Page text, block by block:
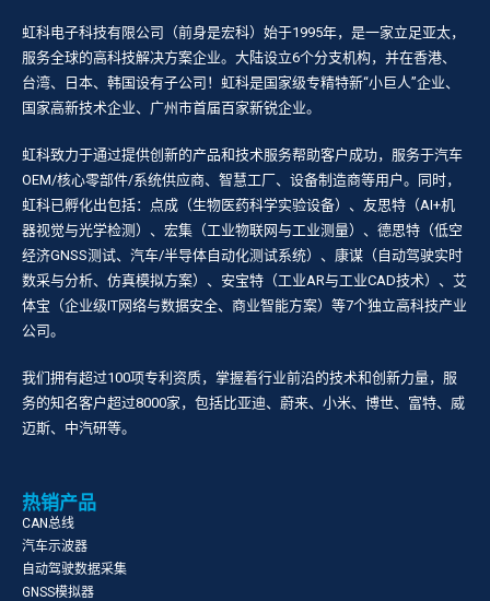
虹科电子科技有限公司（前身是宏科）始于1995年，是一家立足亚太，
服务全球的高科技解决方案企业。大陆设立6个分支机构，并在香港、
台湾、日本、韩国设有子公司！虹科是国家级专精特新“小巨人”企业、
国家高新技术企业、广州市首届百家新锐企业。
虹科致力于通过提供创新的产品和技术服务帮助客户成功，服务于汽车
OEM/核心零部件/系统供应商、智慧工厂、设备制造商等用户。同时，
虹科已孵化出包括：点成（生物医药科学实验设备）、友思特（AI+机
器视觉与光学检测）、宏集（工业物联网与工业测量）、德思特（低空
经济GNSS测试、汽车/半导体自动化测试系统）、康谋（自动驾驶实时
数采与分析、仿真模拟方案）、安宝特（工业AR与工业CAD技术）、艾
体宝（企业级IT网络与数据安全、商业智能方案）等7个独立高科技产业
公司。
我们拥有超过100项专利资质，掌握着行业前沿的技术和创新力量，服
务的知名客户超过8000家，包括比亚迪、蔚来、小米、博世、富特、威
迈斯、中汽研等。
热销产品
CAN总线
汽车示波器
自动驾驶数据采集
GNSS模拟器